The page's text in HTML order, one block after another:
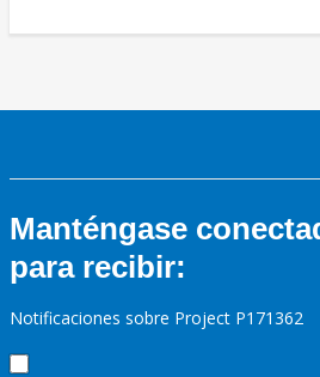
Manténgase
para recibir:
Notificaciones sobre Project P171362